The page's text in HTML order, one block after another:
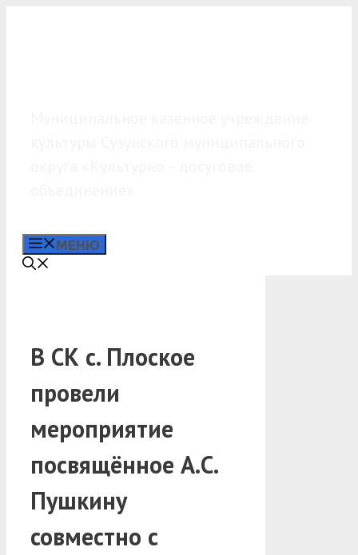
МЕНЮ
В СК с. Плоское
провели
мероприятие
посвящённое А.С.
Пушкину
совместно с